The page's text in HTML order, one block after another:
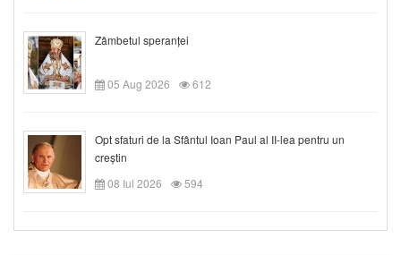
Zâmbetul speranței
05 Aug 2026 612
Opt sfaturi de la Sfântul Ioan Paul al II-lea pentru un
creștin
08 Iul 2026
594